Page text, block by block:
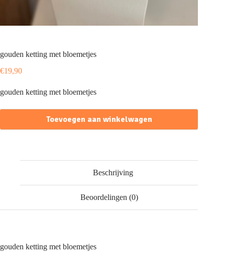
gouden ketting met bloemetjes
€19,90
gouden ketting met bloemetjes
Toevoegen aan winkelwagen
Beschrijving
Beoordelingen (0)
gouden ketting met bloemetjes